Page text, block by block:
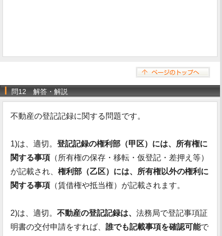
問12 解答・解説
不動産の登記記録に関する問題です。
1)は、適切。 登記記録の権利部（甲区）には、所有権に
関する事項 （所有権の保存・移転・仮登記・差押え等）
が記載され、 権利部（乙区）には、所有権以外の権利に
関する事項 （賃借権や抵当権）が記載されます。
2)は、適切。 不動産の登記記録は、 法務局で登記事項証
明書の交付申請をすれば、 誰でも記載事項を確認可能で